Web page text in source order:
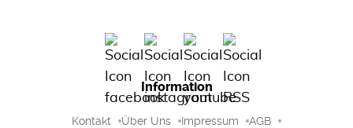
Information
Kontakt Über Uns Impressum AGB